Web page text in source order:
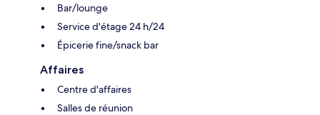
Bar/lounge
Service d'étage 24 h/24
Épicerie fine/snack bar
Affaires
Centre d'affaires
Salles de réunion